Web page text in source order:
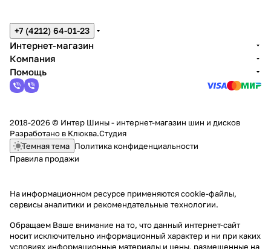
+7 (4212) 64-01-23
Интернет-магазин
Компания
Помощь
2018-2026 © Интер Шины - интернет-магазин шин и дисков
Разработано в Клюква.Студия
Темная тема Политика конфиденциальности
Правила продажи
На информационном ресурсе применяютсяcookie-файлы,
сервисы аналитики и рекомендательные технологии.
Обращаем Ваше внимание на то, что данный интернет-сайт
носит исключительно информационный характер и ни при каких
условиях информационные материалы и цены, размещенные на